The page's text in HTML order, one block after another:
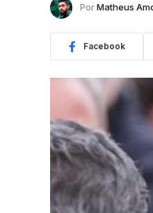
PorMatheus
Facebook